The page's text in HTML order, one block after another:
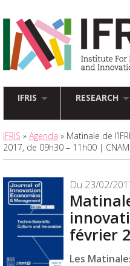
IFRIS RESEARCH
IFRIS » Agenda » Matinale de
2017, de 09h30 – 11h00 | CNAM
Du 23/02/
février
Les